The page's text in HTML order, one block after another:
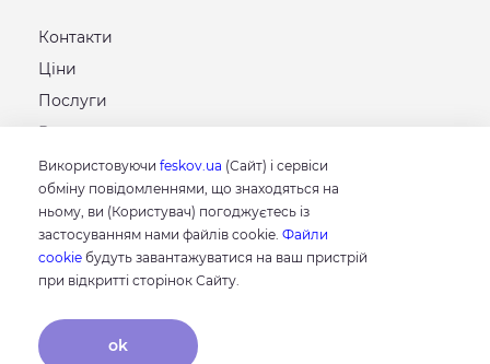
Використовуючи feskov.ua (Сайт) і сервіси
обміну повідомленнями, що знаходяться на
ньому, ви (Користувач) погоджуєтесь із
застосуванням нами файлів cookie. Файли
cookie будуть завантажуватися на ваш пристрій
при відкритті сторінок Сайту.
ok
Контакти
Ціни
Послуги
Розклад
Карта сайту
GOOGLE
4.8
Грунтуючись на 214 відгуках